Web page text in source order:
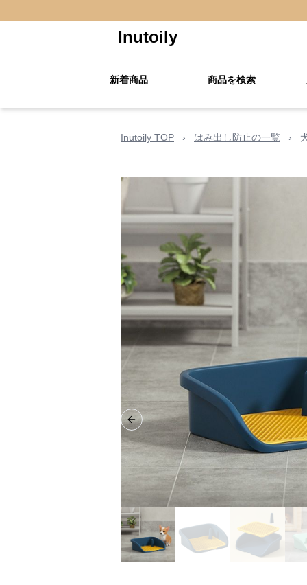
Inutoily
新着商品 商品を検索
Inutoily TOP › はみ出し防止の一覧 ›
Previous slide